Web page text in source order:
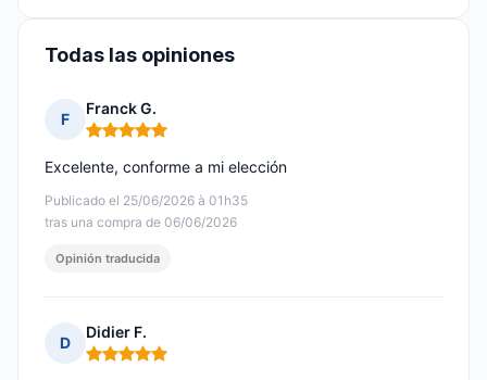
Todas las opiniones
F
Franck G.
Nota: 5 de 5
Publicado el 25/06/2026 à 01h35
tras una compra de 06/06/2026
Excelente, conforme a mi elección
Opinión traducida
D
Didier F.
Nota: 5 de 5